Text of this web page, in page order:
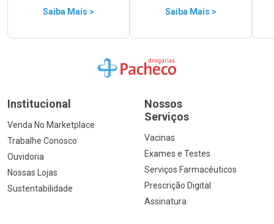
Saiba Mais > Saiba Mais >
Ir para a Home
Institucional
Venda No Marketplace
Trabalhe Conosco
Ouvidoria
Nossas Lojas
Sustentabilidade
Nossos
Serviços
Vacinas
Exames e Testes
Serviços Farmacêuticos
Prescrição Digital
Assinatura